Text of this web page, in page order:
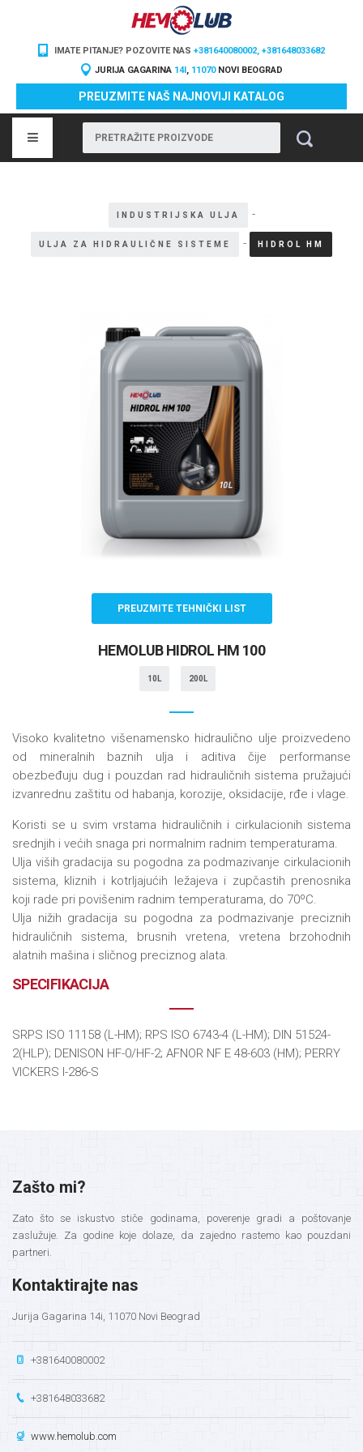
IMATE PITANJE? POZOVITE NAS +381640080002, +381648033682
JURIJA GAGARINA 14I, 11070 NOVI BEOGRAD
PREUZMITE NAŠ NAJNOVIJI KATALOG
INDUSTRIJSKA ULJA -
ULJA ZA HIDRAULIČNE SISTEME - HIDROL HM
PREUZMITE TEHNIČKI LIST
HEMOLUB HIDROL HM 100
10L 200L
Visoko kvalitetno višenamensko hidraulično ulje proizvedeno
od mineralnih baznih ulja i aditiva čije performanse
obezbeđuju dug i pouzdan rad hidrauličnih sistema pružajući
izvanrednu zaštitu od habanja, korozije, oksidacije, rđe i vlage.
Koristi se u svim vrstama hidrauličnih i cirkulacionih sistema
srednjih i većih snaga pri normalnim radnim temperaturama.
Ulja viših gradacija su pogodna za podmazivanje cirkulacionih
sistema, kliznih i kotrljajućih ležajeva i zupčastih prenosnika
koji rade pri povišenim radnim temperaturama, do 70ºC.
Ulja nižih gradacija su pogodna za podmazivanje preciznih
hidrauličnih sistema, brusnih vretena, vretena brzohodnih
alatnih mašina i sličnog preciznog alata.
SPECIFIKACIJA
SRPS ISO 11158 (L-HM); RPS ISO 6743-4 (L-HM); DIN 51524-
2(HLP); DENISON HF-0/HF-2; AFNOR NF E 48-603 (HM); PERRY
VICKERS I-286-S
Zašto mi?
Zato što se iskustvo stiče godinama, poverenje gradi a poštovanje
zaslužuje. Za godine koje dolaze, da zajedno rastemo kao pouzdani
partneri.
Kontaktirajte nas
Jurija Gagarina 14i, 11070 Novi Beograd
+381640080002
+381648033682
www.hemolub.com